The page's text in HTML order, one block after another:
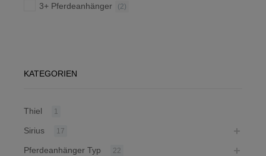
3+ Pferdeanhänger (2)
KATEGORIEN
Thiel 1
Sirius 17
Pferdeanhänger Typ 22